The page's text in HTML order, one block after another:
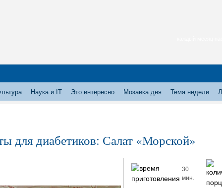
Наука и IT Это интересно Мозаика дня Тема недели
для диабетиков: Салат «Морской»
30
мин.